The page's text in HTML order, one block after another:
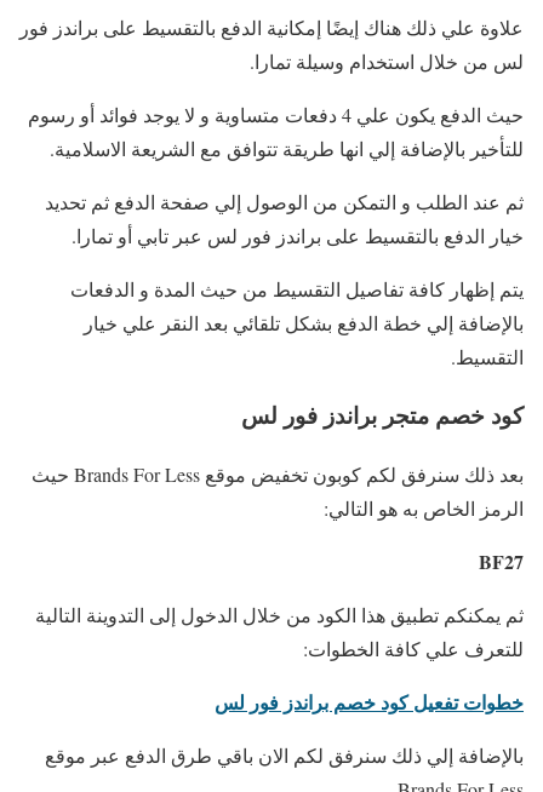
علاوة علي ذلك هناك إيضًا إمكانية الدفع بالتقسيط على براندز فور
لس من خلال استخدام وسيلة تمارا.
حيث الدفع يكون علي 4 دفعات متساوية و لا يوجد فوائد أو رسوم
للتأخير بالإضافة إلي انها طريقة تتوافق مع الشريعة الاسلامية.
ثم عند الطلب و التمكن من الوصول إلي صفحة الدفع ثم تحديد
خيار الدفع بالتقسيط على براندز فور لس عبر تابي أو تمارا.
يتم إظهار كافة تفاصيل التقسيط من حيث المدة و الدفعات
بالإضافة إلي خطة الدفع بشكل تلقائي بعد النقر علي خيار
التقسيط.
كود خصم متجر براندز فور لس
بعد ذلك سنرفق لكم كوبون تخفيض موقع
Brands For Less حيث
الرمز الخاص به هو التالي:
BF27
ثم يمكنكم تطبيق هذا الكود من خلال الدخول إلى التدوينة التالية
للتعرف علي كافة الخطوات:
خطوات تفعيل كود خصم براندز فور لس
بالإضافة إلي ذلك سنرفق لكم الان باقي طرق الدفع عبر موقع